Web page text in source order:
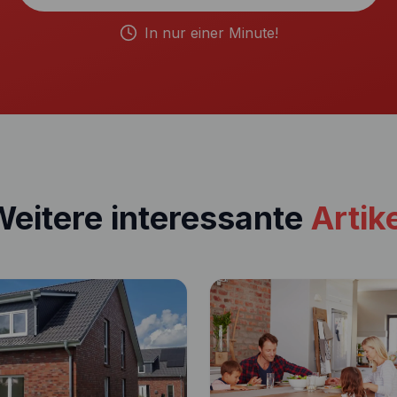
In nur einer Minute!
interessante